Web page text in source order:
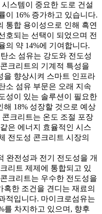
스템이 중요한 도로 건설
이 16% 증가하고 있습니다.
통합 용이성으로 인해 흑연
호되는 선택이 되었으며 전
의 약 14%에 기여합니다.
소 섬유는 강도와 전도성
크리트의 기계적 특성을
을 향상시켜 스마트 인프라
소 섬유 부문은 오래 지속
성이 있는 솔루션이 필요한
18% 성장할 것으로 예상
크리트는 온도 조절 포장
은 에너지 효율적인 시스
전도성 콘크리트 시장의
완전성과 전기 전도성을 개
리트 제제에 통합되고 있
크리트는 우수한 전도성을
한 조건을 견디는 재료의
적입니다. 마이크로섬유는
를 차지하고 있으며, 향후